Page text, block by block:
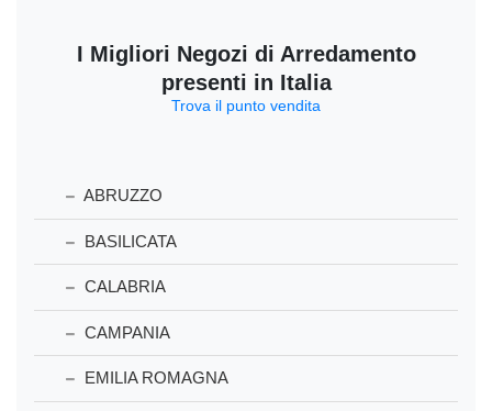
I Migliori Negozi di Arredamento
presenti in Italia
Trova il punto vendita
ABRUZZO
BASILICATA
CALABRIA
CAMPANIA
EMILIA ROMAGNA